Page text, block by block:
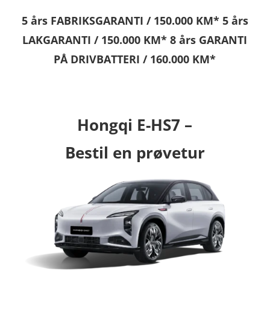
5 års FABRIKSGARANTI / 150.000 KM* 5 års
LAKGARANTI / 150.000 KM* 8 års GARANTI
PÅ DRIVBATTERI / 160.000 KM*
Hongqi E-HS7 –
Bestil en prøvetur